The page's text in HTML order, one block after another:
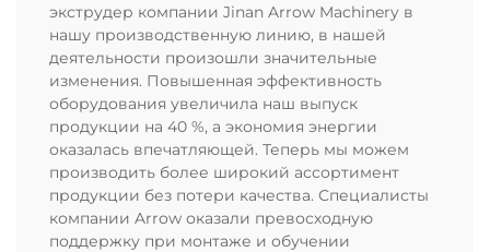
экструдер компании Jinan Arrow Machinery в
нашу производственную линию, в нашей
деятельности произошли значительные
изменения. Повышенная эффективность
оборудования увеличила наш выпуск
продукции на 40 %, а экономия энергии
оказалась впечатляющей. Теперь мы можем
производить более широкий ассортимент
продукции без потери качества. Специалисты
компании Arrow оказали превосходную
поддержку при монтаже и обучении